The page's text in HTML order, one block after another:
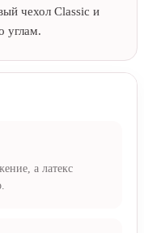
чехол Classic и
углам.
а латекс